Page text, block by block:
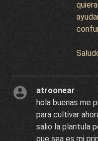
atroonear
hola buenas me
para cultivar
salio la plantula
que sea es mi